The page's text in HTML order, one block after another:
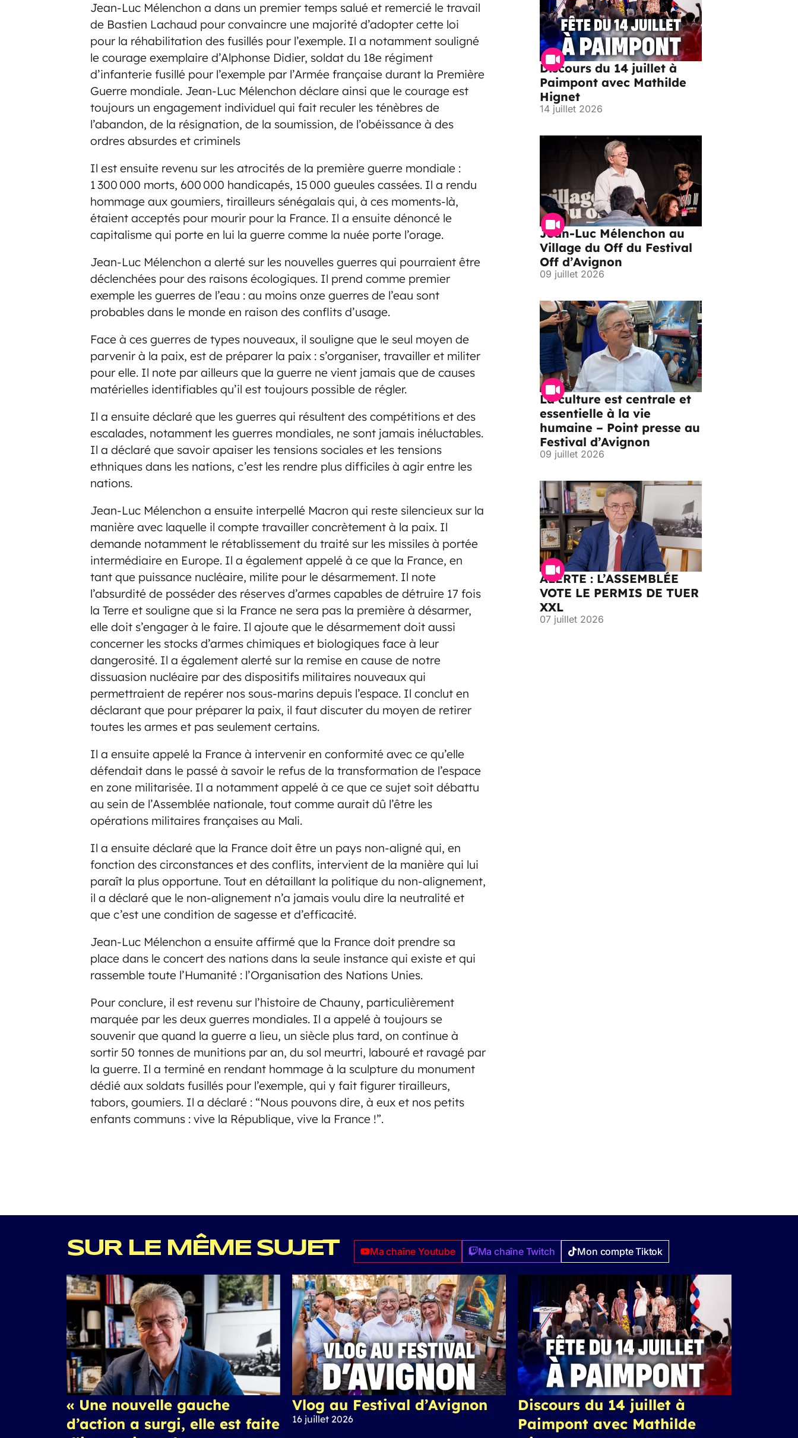
Jean-Luc Mélenchon a dans un premier temps salué et remercié le travail
de Bastien Lachaud pour convaincre une majorité d’adopter cette loi
pour la réhabilitation des fusillés pour l’exemple. Il a notamment souligné
le courage exemplaire d’Alphonse Didier, soldat du 18e régiment
d’infanterie fusillé pour l’exemple par l’Armée française durant la Première
Guerre mondiale. Jean-Luc Mélenchon déclare ainsi que le courage est
toujours un engagement individuel qui fait reculer les ténèbres de
l’abandon, de la résignation, de la soumission, de l’obéissance à des
ordres absurdes et criminels
Il est ensuite revenu sur les atrocités de la première guerre mondiale :
1 300 000 morts, 600 000 handicapés, 15 000 gueules cassées. Il a rendu
hommage aux goumiers, tirailleurs sénégalais qui, à ces moments-là,
étaient acceptés pour mourir pour la France. Il a ensuite dénoncé le
capitalisme qui porte en lui la guerre comme la nuée porte l’orage.
Jean-Luc Mélenchon a alerté sur les nouvelles guerres qui pourraient être
déclenchées pour des raisons écologiques. Il prend comme premier
exemple les guerres de l’eau : au moins onze guerres de l’eau sont
probables dans le monde en raison des conflits d’usage.
Face à ces guerres de types nouveaux, il souligne que le seul moyen de
parvenir à la paix, est de préparer la paix : s’organiser, travailler et militer
pour elle. Il note par ailleurs que la guerre ne vient jamais que de causes
matérielles identifiables qu’il est toujours possible de régler.
Il a ensuite déclaré que les guerres qui résultent des compétitions et des
escalades, notamment les guerres mondiales, ne sont jamais inéluctables.
Il a déclaré que savoir apaiser les tensions sociales et les tensions
ethniques dans les nations, c’est les rendre plus difficiles à agir entre les
nations.
Jean-Luc Mélenchon a ensuite interpellé Macron qui reste silencieux sur la
manière avec laquelle il compte travailler concrètement à la paix. Il
demande notamment le rétablissement du traité sur les missiles à portée
intermédiaire en Europe. Il a également appelé à ce que la France, en
tant que puissance nucléaire, milite pour le désarmement. Il note
l’absurdité de posséder des réserves d’armes capables de détruire 17 fois
la Terre et souligne que si la France ne sera pas la première à désarmer,
elle doit s’engager à le faire. Il ajoute que le désarmement doit aussi
concerner les stocks d’armes chimiques et biologiques face à leur
dangerosité. Il a également alerté sur la remise en cause de notre
dissuasion nucléaire par des dispositifs militaires nouveaux qui
permettraient de repérer nos sous-marins depuis l’espace. Il conclut en
déclarant que pour préparer la paix, il faut discuter du moyen de retirer
toutes les armes et pas seulement certains.
Il a ensuite appelé la France à intervenir en conformité avec ce qu’elle
défendait dans le passé à savoir le refus de la transformation de l’espace
en zone militarisée. Il a notamment appelé à ce que ce sujet soit débattu
au sein de l’Assemblée nationale, tout comme aurait dû l’être les
opérations militaires françaises au Mali.
Il a ensuite déclaré que la France doit être un pays non-aligné qui, en
fonction des circonstances et des conflits, intervient de la manière qui lui
paraît la plus opportune. Tout en détaillant la politique du non-alignement,
il a déclaré que le non-alignement n’a jamais voulu dire la neutralité et
que c’est une condition de sagesse et d’efficacité.
Jean-Luc Mélenchon a ensuite affirmé que la France doit prendre sa
place dans le concert des nations dans la seule instance qui existe et qui
rassemble toute l’Humanité : l’Organisation des Nations Unies.
Pour conclure, il est revenu sur l’histoire de Chauny, particulièrement
marquée par les deux guerres mondiales. Il a appelé à toujours se
souvenir que quand la guerre a lieu, un siècle plus tard, on continue à
sortir 50 tonnes de munitions par an, du sol meurtri, labouré et ravagé par
la guerre. Il a terminé en rendant hommage à la sculpture du monument
dédié aux soldats fusillés pour l’exemple, qui y fait figurer tirailleurs,
tabors, goumiers. Il a déclaré : “Nous pouvons dire, à eux et nos petits
enfants communs : vive la République, vive la France !”.
Discours du 14 juillet à
Paimpont avec Mathilde
Hignet
14 juillet 2026
Jean-Luc Mélenchon au
Village du Off du Festival
Off d’Avignon
09 juillet 2026
La culture est centrale et
essentielle à la vie
humaine – Point presse au
Festival d’Avignon
09 juillet 2026
ALERTE : L’ASSEMBLÉE
VOTE LE PERMIS DE TUER
XXL
07 juillet 2026
SUR LE MÊME SUJET Ma chaîne Youtube Ma chaîne Twitch Mon compte Tiktok
« Une nouvelle gauche
d’action a surgi, elle est faite
Vlog au Festival d’Avignon
16 juillet 2026
Discours du 14 juillet à
Paimpont avec Mathilde